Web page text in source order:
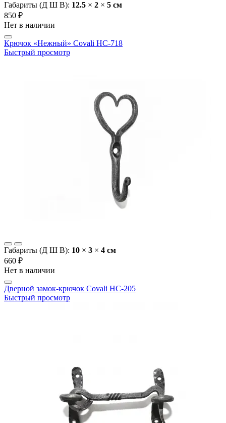
Габариты (Д Ш В): 12.5 × 2 × 5 cм
850 ₽
Нет в наличии
Крючок «Нежный» Covali HC-718
Быстрый просмотр
Габариты (Д Ш В): 10 × 3 × 4 cм
660 ₽
Нет в наличии
Дверной замок-крючок Covali HC-205
Быстрый просмотр